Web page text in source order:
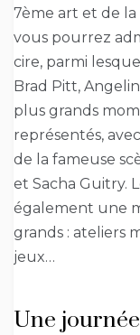
7ème art et de la
vous pourrez
cire, parmi
Brad Pitt,
plus grands
représentés,
de la fameuse
et Sacha Guitry.
également une
grands : ateliers
jeux…
Une